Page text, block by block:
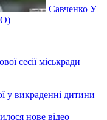
Савченко У
сесії міськради
у викраденні дитини
нове відео